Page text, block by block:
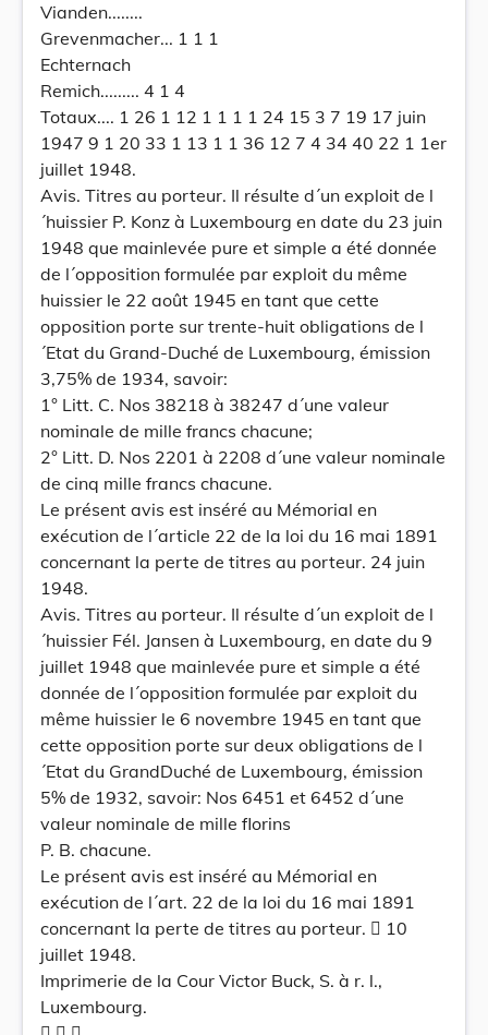
Vianden........
Grevenmacher... 1 1 1
Echternach
Remich......... 4 1 4
Totaux.... 1 26 1 12 1 1 1 1 24 15 3 7 19 17 juin
1947 9 1 20 33 1 13 1 1 36 12 7 4 34 40 22 1 1er
juillet 1948.
Avis. Titres au porteur. Il résulte d´un exploit de l
´huissier P. Konz à Luxembourg en date du 23 juin
1948 que mainlevée pure et simple a été donnée
de l´opposition formulée par exploit du même
huissier le 22 août 1945 en tant que cette
opposition porte sur trente-huit obligations de l
´Etat du Grand-Duché de Luxembourg, émission
3,75% de 1934, savoir:
1° Litt. C. Nos 38218 à 38247 d´une valeur
nominale de mille francs chacune;
2° Litt. D. Nos 2201 à 2208 d´une valeur nominale
de cinq mille francs chacune.
Le présent avis est inséré au Mémorial en
exécution de l´article 22 de la loi du 16 mai 1891
concernant la perte de titres au porteur. 24 juin
1948.
Avis. Titres au porteur. Il résulte d´un exploit de l
´huissier Fél. Jansen à Luxembourg, en date du 9
juillet 1948 que mainlevée pure et simple a été
donnée de l´opposition formulée par exploit du
même huissier le 6 novembre 1945 en tant que
cette opposition porte sur deux obligations de l
´Etat du GrandDuché de Luxembourg, émission
5% de 1932, savoir: Nos 6451 et 6452 d´une
valeur nominale de mille florins
P. B. chacune.
Le présent avis est inséré au Mémorial en
exécution de l´art. 22 de la loi du 16 mai 1891
concernant la perte de titres au porteur.  10
juillet 1948.
Imprimerie de la Cour Victor Buck, S. à r. l.,
Luxembourg.